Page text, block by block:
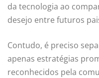
da tecnologia ao
desejo entre futuros
Contudo, é preciso
apenas estratégias
reconhecidos pela